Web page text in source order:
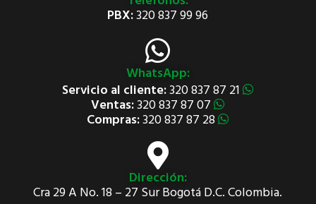
PBX:320 837 99 96
WhatsApp:
Servicio al cliente:320 837 87 21
Ventas:320 837 87 07
Compras:320 837 87 28
Dirección:
Cra 29 A No. 18 – 27 Sur Bogotá D.C. Colombia.